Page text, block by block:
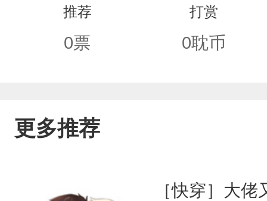
推荐
0票
打赏
0耽币
更多推荐
［快穿］大